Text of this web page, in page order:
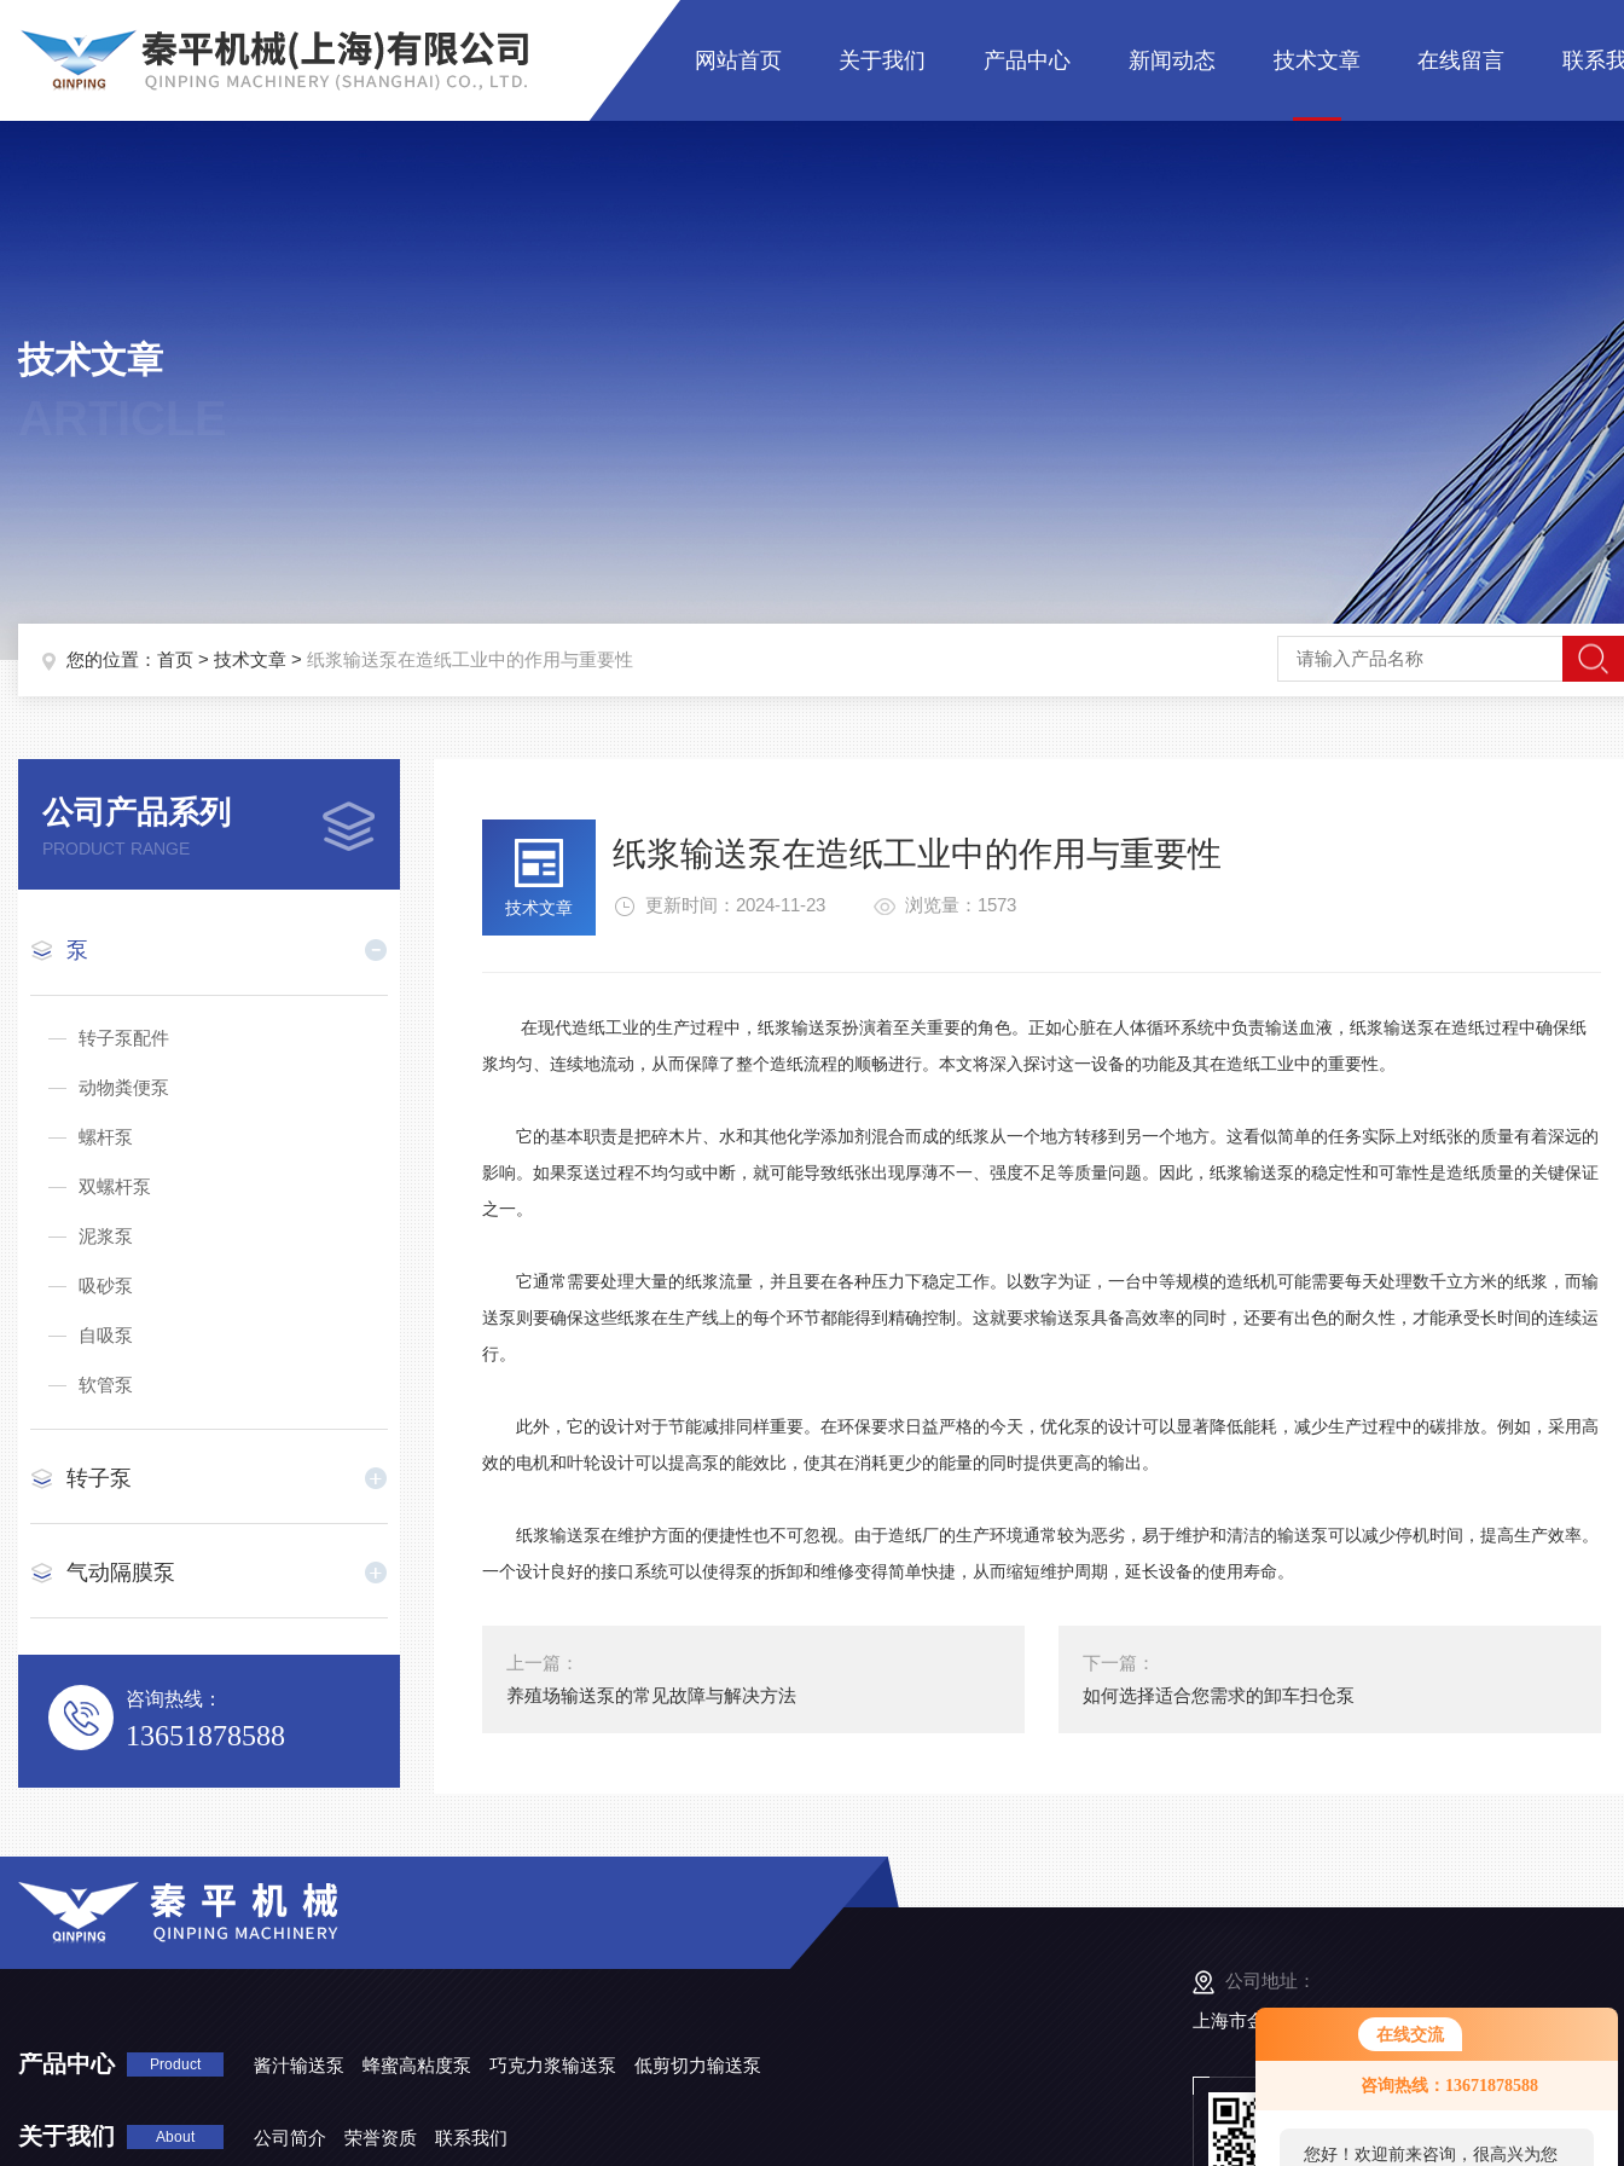
在线交流
咨询热线：13671878588
您好！欢迎前来咨询，很高兴为您
网站首页 关于我们 产品中心 新闻动态 技术文章 在线留言 联系
技术文章
您的位置： 首页 > 技术文章 > 纸浆输送泵在造纸工业中的作用与重要性
公司产品系列
PRODUCT RANGE
泵
转子泵配件
动物粪便泵
螺杆泵
双螺杆泵
泥浆泵
吸砂泵
自吸泵
软管泵
转子泵
气动隔膜泵
咨询热线：
13651878588
技术文章
纸浆输送泵在造纸工业中的作用与重要性
更新时间：2024-11-23 浏览量：1573
在现代造纸工业的生产过程中，纸浆输送泵扮演着至关重要的角色。正如心脏在人体循环系统中负责输送血液，纸浆输送泵在造纸过程中确保纸
浆均匀、连续地流动，从而保障了整个造纸流程的顺畅进行。本文将深入探讨这一设备的功能及其在造纸工业中的重要性。
它的基本职责是把碎木片、水和其他化学添加剂混合而成的纸浆从一个地方转移到另一个地方。这看似简单的任务实际上对纸张的质量有着深远的
影响。如果泵送过程不均匀或中断，就可能导致纸张出现厚薄不一、强度不足等质量问题。因此，纸浆输送泵的稳定性和可靠性是造纸质量的关键保证
之一。
它通常需要处理大量的纸浆流量，并且要在各种压力下稳定工作。以数字为证，一台中等规模的造纸机可能需要每天处理数千立方米的纸浆，而输
送泵则要确保这些纸浆在生产线上的每个环节都能得到精确控制。这就要求输送泵具备高效率的同时，还要有出色的耐久性，才能承受长时间的连续运
行。
此外，它的设计对于节能减排同样重要。在环保要求日益严格的今天，优化泵的设计可以显著降低能耗，减少生产过程中的碳排放。例如，采用高
效的电机和叶轮设计可以提高泵的能效比，使其在消耗更少的能量的同时提供更高的输出。
纸浆输送泵在维护方面的便捷性也不可忽视。由于造纸厂的生产环境通常较为恶劣，易于维护和清洁的输送泵可以减少停机时间，提高生产效率。
一个设计良好的接口系统可以使得泵的拆卸和维修变得简单快捷，从而缩短维护周期，延长设备的使用寿命。
上一篇：
养殖场输送泵的常见故障与解决方法
下一篇：
如何选择适合您需求的卸车扫仓泵
产品中心 Product 酱汁输送泵 蜂蜜高粘度泵 巧克力浆输送泵 低剪切力输送泵
关于我们 About 公司简介 荣誉资质 联系我们
公司地址：
上海市金山工业区亭卫公路6495弄168号5幢3楼
扫
扫